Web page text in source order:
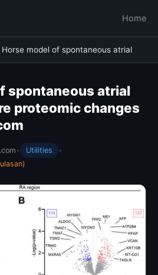
Home
Horse model of spontaneous atrial
spontaneous atrial
proteomic changes
• Utilities
•